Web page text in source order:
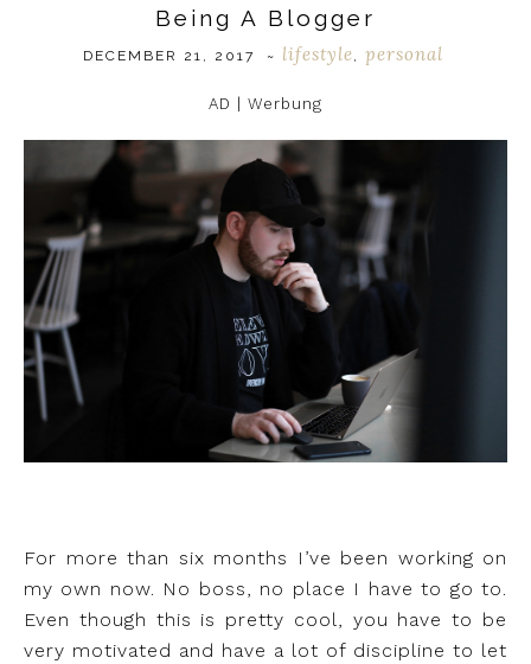
Being A Blogger
DECEMBER 21, 2017 ~ lifestyle, personal
AD | Werbung
For more than six months I’ve been working on
my own now. No boss, no place I have to go to.
Even though this is pretty cool, you have to be
very motivated and have a lot of discipline to let